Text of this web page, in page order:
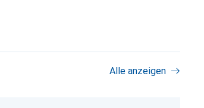
Alle anzeigen